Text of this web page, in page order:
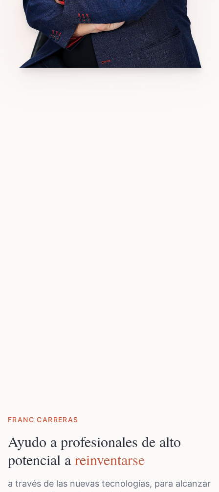
FRANC CARRERAS
Ayudo a profesionales de alto
potencial a reinventarse
a través de las nuevas tecnologías, para alcanzar